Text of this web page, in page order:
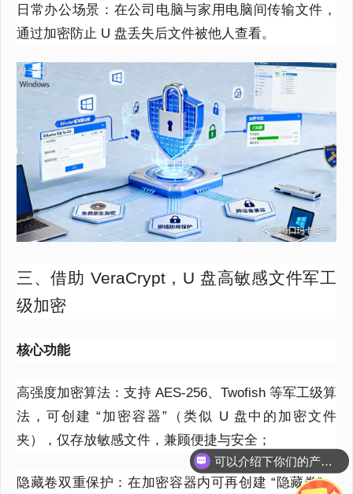
日常办公场景：在公司电脑与家用电脑间传输文件，
通过加密防止 U 盘丢失后文件被他人查看。
三、借助 VeraCrypt，U 盘高敏感文件军工
级加密
核心功能
高强度加密算法：支持 AES-256、Twofish 等军工级算
法，可创建 “加密容器”（类似 U 盘中的加密文件
夹），仅存放敏感文件，兼顾便捷与安全；
隐藏卷双重保护：在加密容器内可再创建 “隐藏卷”，
你们是怎么收费的呢？